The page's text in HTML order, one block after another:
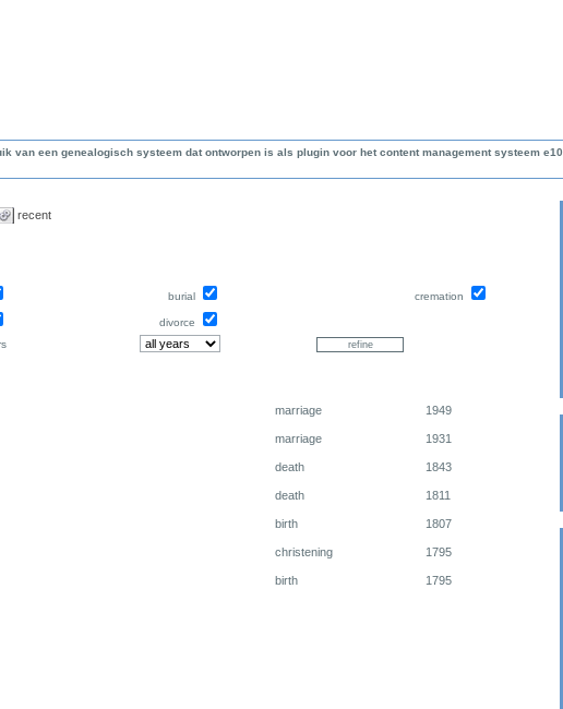
een genealogisch systeem dat ontworpen is als plugin voor het content management systeem
recent
burial cremation
divorce
marriage 1949
marriage 1931
death 1843
death 1811
birth 1807
christening 1795
birth 1795